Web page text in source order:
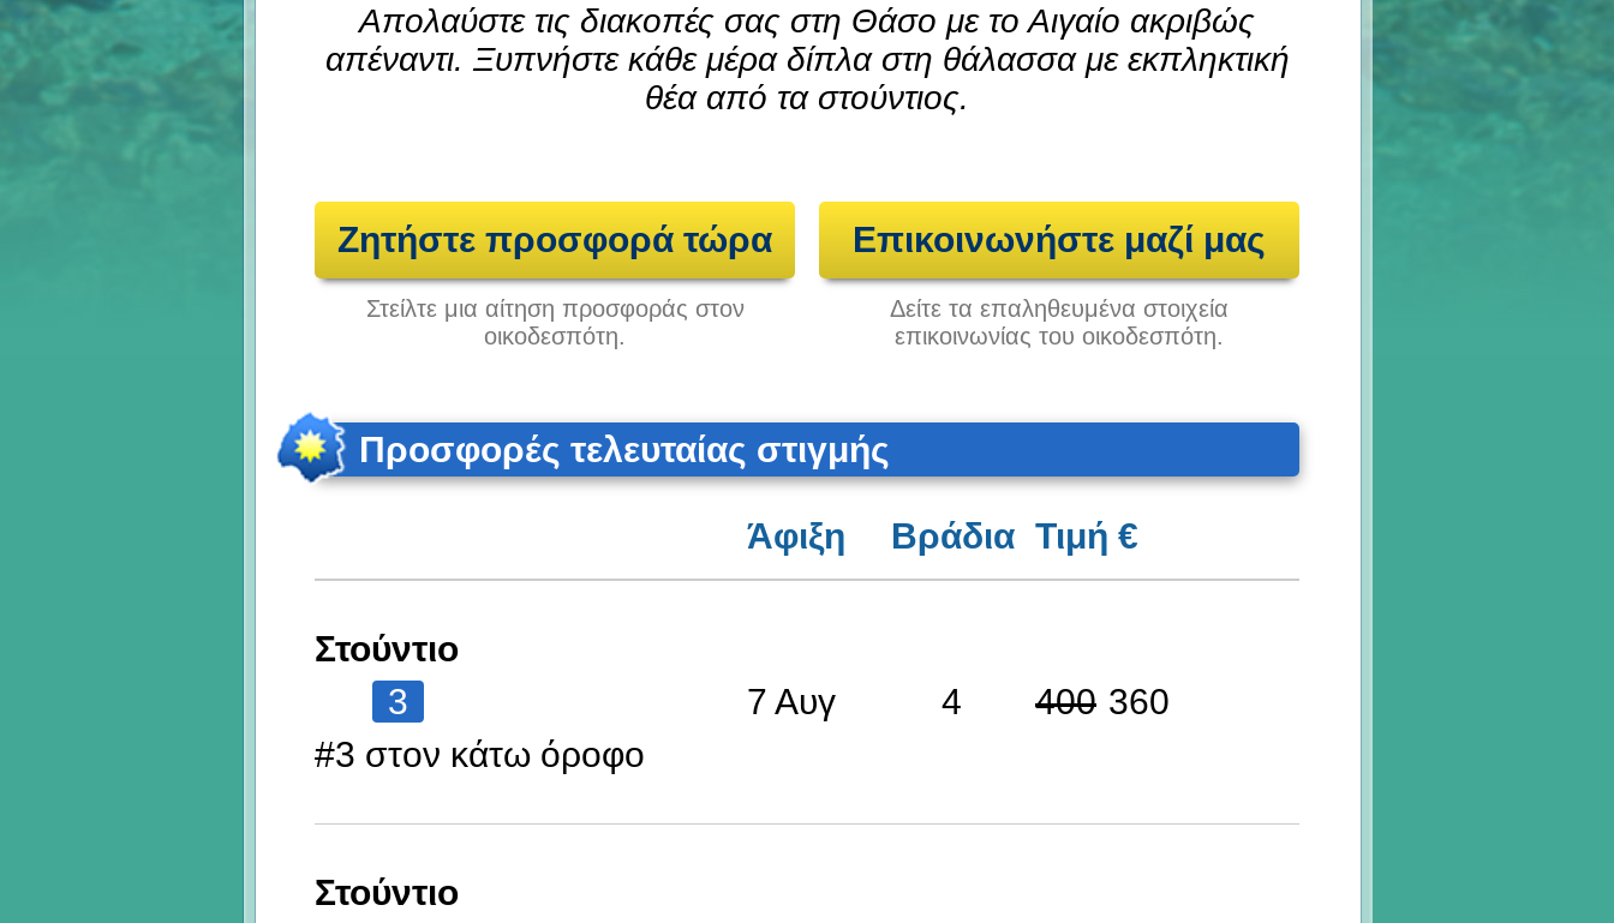
Απολαύστε τις διακοπές σας στη Θάσο με το Αιγαίο ακριβώς
απέναντι. Ξυπνήστε κάθε μέρα δίπλα στη θάλασσα με εκπληκτική
θέα από τα στούντιος.
Ζητήστε προσφορά τώρα
Στείλτε μια αίτηση προσφοράς στον
οικοδεσπότη.
Επικοινωνήστε μαζί μας
Δείτε τα επαληθευμένα στοιχεία
επικοινωνίας του οικοδεσπότη.
Προσφορές τελευταίας στιγμής
Άφιξη Βράδια Τιμή €
Στούντιο
3
#3 στον κάτω όροφο
7 Αυγ 4 400 360
Στούντιο